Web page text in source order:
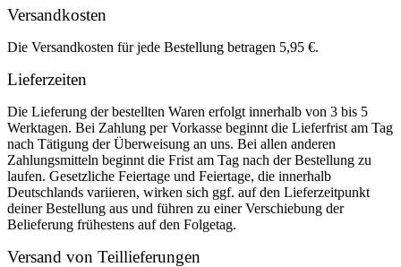
Versandkosten
Die Versandkosten für jede Bestellung betragen 5,95 €.
Lieferzeiten
Die Lieferung der bestellten Waren erfolgt innerhalb von 3 bis 5
Werktagen. Bei Zahlung per Vorkasse beginnt die Lieferfrist am Tag
nach Tätigung der Überweisung an uns. Bei allen anderen
Zahlungsmitteln beginnt die Frist am Tag nach der Bestellung zu
laufen. Gesetzliche Feiertage und Feiertage, die innerhalb
Deutschlands variieren, wirken sich ggf. auf den Lieferzeitpunkt
deiner Bestellung aus und führen zu einer Verschiebung der
Belieferung frühestens auf den Folgetag.
Versand von Teillieferungen